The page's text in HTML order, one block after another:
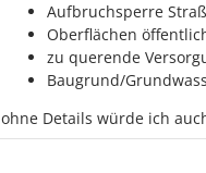
Aufbruchsperre
Oberflächen
zu querende
Baugrund/
ohne Details würde ich